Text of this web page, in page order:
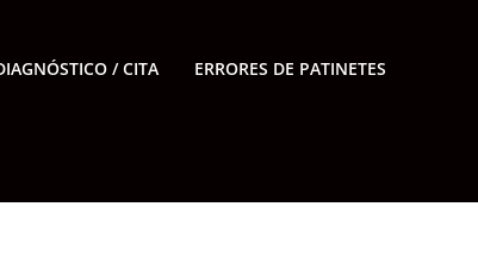
/ CITA ERRORES DE PATINETES